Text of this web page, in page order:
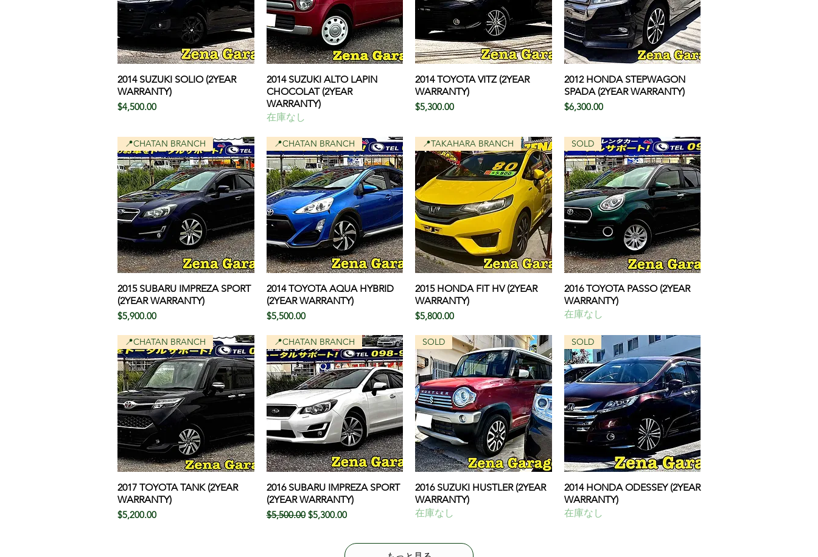
クイックビュー
2014 SUZUKI SOLIO (2YEAR
WARRANTY)
価格
$4,500.00
クイックビュー
2014 SUZUKI ALTO LAPIN
CHOCOLAT (2YEAR
WARRANTY)
在庫なし
クイックビュー
2014 TOYOTA VITZ (2YEAR
WARRANTY)
価格
$5,300.00
クイックビュー
2012 HONDA STEPWAGON
SPADA (2YEAR WARRANTY)
価格
$6,300.00
クイックビュー
📍CHATAN BRANCH
2015 SUBARU IMPREZA SPORT
(2YEAR WARRANTY)
価格
$5,900.00
クイックビュー
📍CHATAN BRANCH
2014 TOYOTA AQUA HYBRID
(2YEAR WARRANTY)
価格
$5,500.00
クイックビュー
📍TAKAHARA BRANCH
2015 HONDA FIT HV (2YEAR
WARRANTY)
価格
$5,800.00
クイックビュー
SOLD
2016 TOYOTA PASSO (2YEAR
WARRANTY)
在庫なし
クイックビュー
📍CHATAN BRANCH
2017 TOYOTA TANK (2YEAR
WARRANTY)
価格
$5,200.00
クイックビュー
📍CHATAN BRANCH
2016 SUBARU IMPREZA SPORT
(2YEAR WARRANTY)
通常価格
$5,500.00 セール価格
$5,300.00
クイックビュー
SOLD
2016 SUZUKI HUSTLER (2YEAR
WARRANTY)
在庫なし
クイックビュー
SOLD
2014 HONDA ODESSEY (2YEAR
WARRANTY)
在庫なし